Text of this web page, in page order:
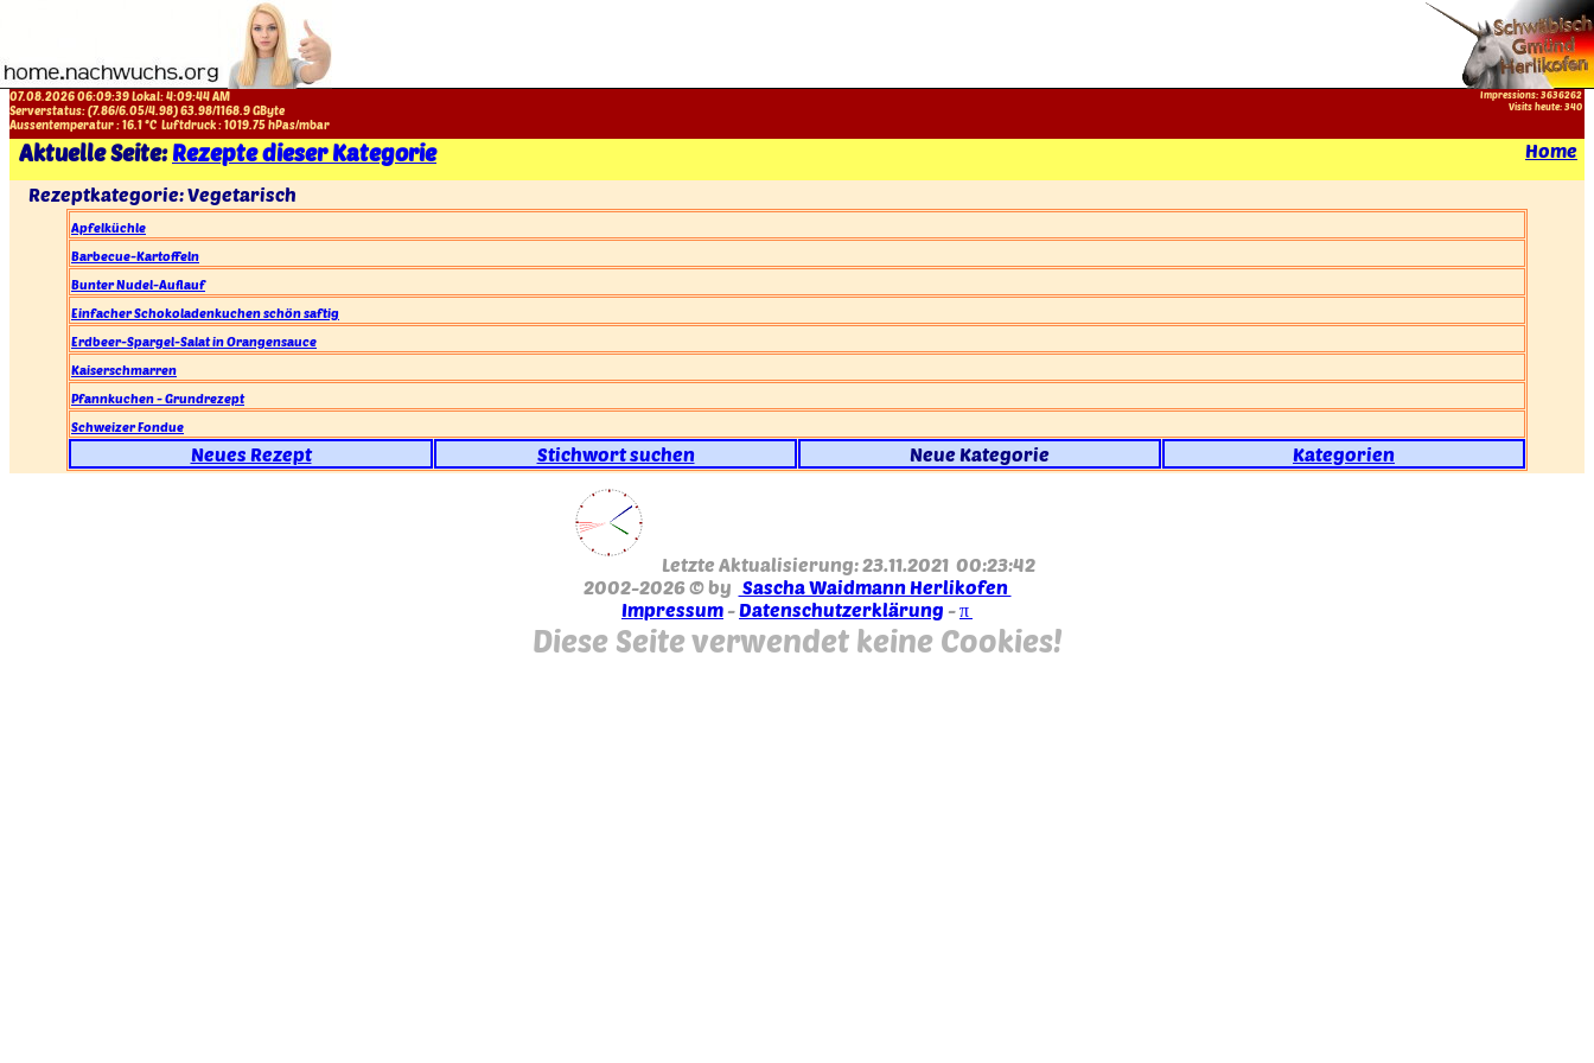
07.08.2026 06:09:39 Lokal:4:09:45 AM
Serverstatus: (7.86/6.05/4.98)63.98/1168.9GByte
Aussentemperatur :16.1°C Luftdruck :1019.75hPas/mbar
Impressions: 3636262
Visits heute: 340
Aktuelle Seite:Rezepte dieser Kategorie
Home
Rezeptkategorie: Vegetarisch
Apfelküchle
Barbecue-Kartoffeln
Bunter Nudel-Auflauf
Einfacher Schokoladenkuchen schön saftig
Erdbeer-Spargel-Salat in Orangensauce
Kaiserschmarren
Pfannkuchen - Grundrezept
Schweizer Fondue
Neues Rezept Stichwort suchen Neue Kategorie Kategorien
Letzte Aktualisierung: 23.11.2021 00:23:42
2002-2026 © by Sascha Waidmann Herlikofen
Impressum -Datenschutzerklärung -π
Diese Seite verwendet keine Cookies!